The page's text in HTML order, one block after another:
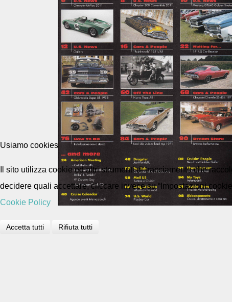
Usiamo cookies
Il sito utilizza cookie ed altri strumenti di tracciamento che
decidere quali accettare, cliccare invece su “Impostazioni
Cookie Policy
Accetta tutti Rifiuta tutti